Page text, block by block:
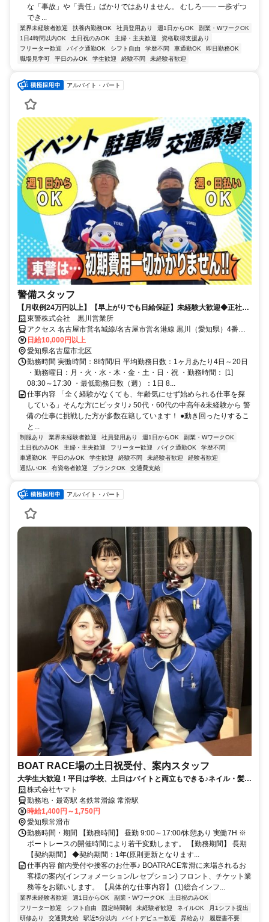
な「事故」や「責任」ばかりではありません。 むしろ―― 一歩ずつ
でき...
業界未経験者歓迎 扶養内勤務OK 社員登用あり 週1日からOK
副業・WワークOK
1日4時間以内OK
土日祝のみOK 主婦・主夫歓迎
資格取得支援あり
フリーター歓迎
バイク通勤OK シフト自由 学歴不問 車通勤OK
即日勤務OK
職場見学可
平日のみOK 学生歓迎 経験不問 未経験者歓迎
アルバイト・パート
警備スタッフ
【月収例24万円以上】【早上がりでも日給保証】未経験大歓迎◆正社員
登用あり◆50代・60代活躍中！
東警株式会社 黒川営業所
アクセス 名古屋市営名城線/名古屋市営名港線 黒川（愛知県）4番口
徒歩約8分
日給10,000円以上
愛知県名古屋市北区
勤務時間 実働時間：8時間/日 平均勤務日数：1ヶ月あたり4日～20日
・勤務曜日：月・火・水・木・金・土・日・祝 ・勤務時間： [1]
08:30～17:30 ・最低勤務日数（週）：1日 8...
仕事内容 「全く経験がなくても、年齢気にせず始められる仕事を探
している」そんな方にピッタリ♪ 50代・60代の中高年&未経験から 警
備の仕事に挑戦した方が多数在籍しています！ ●動き回ったりするこ
と...
制服あり 業界未経験者歓迎 社員登用あり 週1日からOK
副業・WワークOK
土日祝のみOK
主婦・主夫歓迎 フリーター歓迎 バイク通勤OK
学歴不問
車通勤OK
平日のみOK 学生歓迎 経験不問 未経験者歓迎
経験者歓迎
週払いOK
有資格者歓迎 ブランクOK 交通費支給
アルバイト・パート
BOAT RACE場の土日祝受付、案内スタッフ
大学生大歓迎！平日は学校、土日はバイトと両立もできる♪ネイル・髪
色・ピアスOK(少し規定あり)
株式会社ヤマト
勤務地・最寄駅 名鉄常滑線 常滑駅
時給1,400円～1,750円
愛知県常滑市
勤務時間・期間 【勤務時間】 昼勤 9:00～17:00/休憩あり 実働7H ※
ボートレースの開催時間により若干変動します。 【勤務期間】 長期
【契約期間】 ◆契約期間：1年(原則更新となります...
仕事内容 館内受付や接客のお仕事♪ BOATRACE常滑に来場されるお
客様の案内(インフォメーション/レセプション) フロント、チケット業
務等をお願いします。 【具体的な仕事内容】 (1)総合インフ...
業界未経験者歓迎 週1日からOK 副業・WワークOK
土日祝のみOK
フリーター歓迎
シフト自由 固定時間制 未経験者歓迎 ネイルOK
月1シフト提出
研修あり
交通費支給 駅近5分以内 バイトデビュー歓迎 昇給あり 履歴書不要